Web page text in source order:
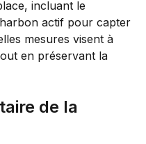
incluant le
actif pour capter
mesures visent à
en préservant la
de la